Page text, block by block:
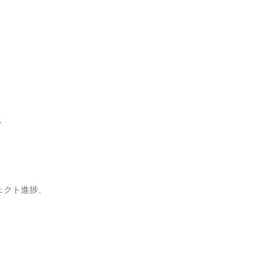
ト進捗、